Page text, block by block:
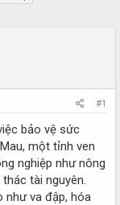
#1
bảo vệ sức
một tỉnh ven
nghiệp như nông
tài nguyên.
như va đập, hóa